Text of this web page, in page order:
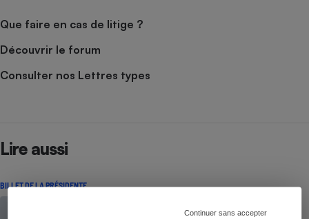
Continuer sans accepter
Que faire en cas de litige ?
Découvrir le forum
Consulter nos Lettres types
Lire aussi
BILLET DE LA PRÉSIDENTE